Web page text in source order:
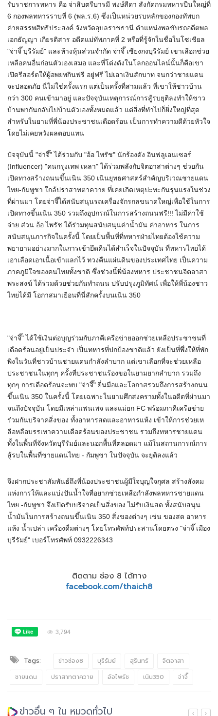
รับราชการทหาร คือ จ่าสิบตรีบารมี พงษ์สีดา สังกัดกรมทหารปืนใหญ่ที่
6 กองพลทหารราบที่ 6 (พล.ร.6) ซึ่งเป็นหน่วยรบหลักของกองทัพบก
ค่ายสรรพสิทธิประสงค์ จังหวัดอุบลราชธานี ตำแหน่งพลขับรถอดีตพล
เอกธัญญา เกียรติสาร อดีตแม่ทัพภาคที่ 2 หรือที่รู้จักในชื่อในโซเชียล
"จ่าจึ๊ บุรีรัมย์" และห้างหุ้นส่วนจำกัด จ่าจึ๊ เซียงกงบุรีรัมย์ เขาเลือกช่วย
เหลือคนอื่นก่อนตัวเองเสมอ และที่โด่งดังในโลกออนไลน์นั้นก็คือเขา
เปิดรีสอร์ตให้ผู้อพยพกินฟรี อยู่ฟรี ไม่เอาเงินสักบาท จนกว่าชายแดน
จะปลอดภัย นี่ไม่ใช่ครั้งแรก แต่เป็นครั้งที่สามแล้ว ที่เขาให้ชาวบ้าน
กว่า 300 คนเข้ามาอยู่ และปัจจุบันเหตุการณ์การสู้รบยุติลงทำให้ชาว
บ้านพากันกลับไปบ้านตัวเองทั้งหมดแล้ว แต่สิ่งที่ทำไปก็ยิ่งใหญ่ที่สุด
สำหรับในยามที่พี่น้องประชาชนเดือดร้อน เป็นการทำความดีด้วยหัวใจ
โดยไม่เคยหวังผลตอบแทน
ปัจจุบันนี้ "จ่าจึ๊" ได้ร่วมกับ "อ้อ ไพรัช" นักร้องดัง อินฟลูเอนเซอร์
(Influencer) "คนกรุงเทพ เหลา" ได้ร่วมพลังกับจิตอาสาต่างๆ ช่วยกัน
เปิดทางสร้างถนนขึ้นเนิน 350 เนินยุทธศาสตร์สำคัญบริเวณชายแดน
ไทย-กัมพูชา ใกล้ปราสาทตาควาย ที่เคยเกิดเหตุปะทะกันรุนแรงในช่วง
ที่ผ่านมา โดยจ่าจึ๊ได้สนับสนุนรถเครื่องจักรกลขนาดใหญ่เพื่อใช้ในการ
เปิดทางขึ้นเนิน 350 รวมถึงอุปกรณ์ในการสร้างถนนฟรี!!! ไม่มีค่าใช้
จ่าย ส่วน อ้อ ไพรัช ได้ร่วมทุนสนับสนุนค่าน้ำมัน ค่าอาหาร ในการ
สนับสนุนภารกิจในครั้งนี้ โดยเป็นพื้นที่ที่ทหารฝ่ายไทยต้องใช้ความ
พยายามอย่างมากในการเข้ายึดคืนได้สำเร็จในปัจจุบัน ที่ทหารไทยได้
เอาเลือดเอาเนื้อเข้าแลกไว้ ทวงคืนแผ่นดินของประเทศไทย เป็นความ
ภาคภูมิใจของคนไทยทั้งชาติ ซึ่งช่วงนี้พี่น้องทหาร ประชาชนจิตอาสา
พระสงฆ์ ได้ร่วมด้วยช่วยกันทำถนน ปรับปรุงภูมิทัศน์ เพื่อให้พี่น้องชาว
ไทยได้มี โอกาสมาเยือนที่นี่สักครั้งบนเนิน 350
"จ่าจึ๊" ได้ใช้เงินต่อบุญร่วมกับภาคีเครือข่ายออกช่วยเหลือประชาชนที่
เดือดร้อนอยู่เป็นประจำ เป็นทหารที่ปกป้องชาติแล้ว ยังเป็นที่พึ่งให้ที่พัก
พิงในวันที่ชาวบ้านชายแดนกำลังลำบาก แต่เขาเลือกที่จะช่วยเหลือ
ประชาชนในทุกๆ ครั้งที่ประชาชนร้องขอในยามยากลำบาก รวมถึง
ทุกๆ การเดือดร้อนจะพบ "จ่าจึ๊" ยื่นมือและโอกาสรวมถึงการสร้างถนน
ขึ้นเนิน 350 ในครั้งนี้ โดยเฉพาะในยามศึกสงครามทั้งในอดีตที่ผ่านมา
จนถึงปัจจุบัน โดยมีเหล่าแฟนเพจ และแม่ยก FC พร้อมภาคีเครือข่าย
ร่วมกันบริจาคสิ่งของ ทั้งอาหารสดและอาหารแห้ง เข้าให้การช่วยเห
ลือหลือบรรเทาความเดือดร้อนของประชาชน รวมถึงทหารชายแดน
ทั้งในพื้นที่จังหวัดบุรีรัมย์และนอกพื้นที่ตลอดมา แม้ในสถานการณ์การ
สู้รบในพื้นที่ชายแดนไทย - กัมพูชา ในปัจจุบัน จะยุติลงแล้ว
จึงฝากประชาสัมพันธ์ถึงพี่น้องประชาชนผู้มีใจบุญใจกุศล สร้างสังคม
แห่งการให้และแบ่งปันน้ำใจที่อยากช่วยเหลือกำลังพลทหารชายแดน
ไทย -กัมพูชา จึงเปิดรับบริจาคเป็นสิ่งของ ไม่รับเงินสด ทั้งสนับสนุน
น้ำมันในการสร้างถนนขึ้นเนิน 350 สิ่งของต่างๆ เช่น ของสด อาหาร
แห้ง น้ำเปล่า เครื่องดื่มต่างๆ โดยโทรศัพท์ประสานโดยตรง "จ่าจึ๊ เมือง
บุรีรัมย์" เบอร์โทรศัพท์ 0932226343
ติดตาม ช่อง 8 ได้ทาง
facebook.com/thaich8
3,794
Tags: ข่าวช่อง8 บุรีรัมย์ สุรินทร์
จิตอาสา
ชายแดน
ปราสาทตาควาย อ้อไพรัช เนิน350 จ่าจึ๊
ข่าวอื่น ๆ ใน หมวดทั่วไป